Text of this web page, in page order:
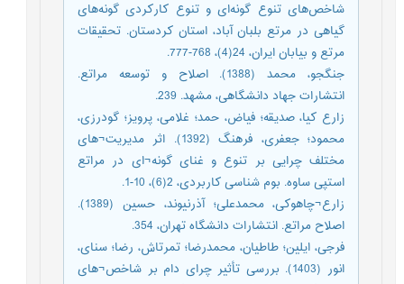
شاخص‌های تنوع گونه‌ای و تنوع کارکردی گونه‌های
گیاهی در مرتع بلبان آباد، استان کردستان. تحقیقات
مرتع و بیابان ایران، 24(4)، 768-777.
جنگجو، محمد (1388). اصلاح و توسعه مراتع.
انتشارات جهاد دانشگاهی، مشهد. 239.
زارع کیا، صدیقه؛ فیاض، حمد؛ غلامی، پرویز؛ گودرزی،
محمود؛ جعفری، فرهنگ (1392). اثر مدیریت¬های
مختلف چرایی بر تنوع و غنای گونه¬ای در مراتع
استپی ساوه. بوم شناسی کاربردی، 2(6)، 10-1.
زارع¬چاهوکی، محمدعلی؛ آذرنیوند، حسین (1389).
اصلاح مراتع. انتشارات دانشگاه تهران، 354.
فرجی، ایلین؛ طاطیان، محمدرضا؛ تمرتاش، رضا؛ سنای،
انور (1403). بررسی تأثیر چرای دام بر شاخص¬های